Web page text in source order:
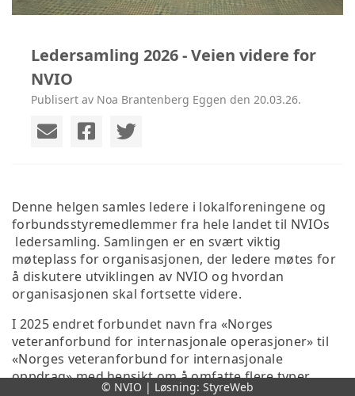
Ledersamling 2026 - Veien videre for
NVIO
Publisert av Noa Brantenberg Eggen den 20.03.26.
Denne helgen samles ledere i lokalforeningene og
forbundsstyremedlemmer fra hele landet til NVIOs
ledersamling. Samlingen er en svært viktig
møteplass for organisasjonen, der ledere møtes for
å diskutere utviklingen av NVIO og hvordan
organisasjonen skal fortsette videre.
I 2025 endret forbundet navn fra «Norges
veteranforbund for internasjonale operasjoner» til
«Norges veteranforbund for internasjonale
oppdrag» med hensikt om å omfatte flere typer
© NVIO | Løsning: StyreWeb